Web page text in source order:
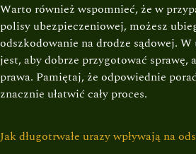
Warto również wspomnieć, że w
polisy ubezpieczeniowej, możesz
odszkodowanie na drodze sądowej.
jest, aby dobrze przygotować sprawę,
prawa. Pamiętaj, że odpowiednie
znacznie ułatwić cały proces.
Jak długotrwałe urazy wpływają na